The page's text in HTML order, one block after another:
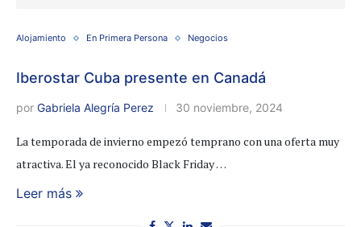
Alojamiento En Primera Persona Negocios
Iberostar Cuba presente en Canadá
por Gabriela Alegría Perez 30 noviembre, 2024
La temporada de invierno empezó temprano con una oferta muy
atractiva. El ya reconocido Black Friday …
Leer más